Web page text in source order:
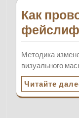
Как
Методика
визуального
Читайте